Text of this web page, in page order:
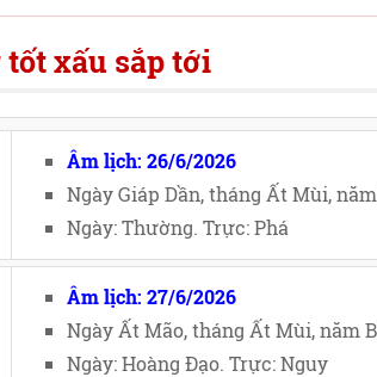
tốt xấu sắp tới
Âm lịch: 26/6/2026
Ngày Giáp Dần, tháng Ất Mùi,
Ngày: Thường. Trực: Phá
Âm lịch: 27/6/2026
Ngày Ất Mão, tháng Ất Mùi, năm
Ngày: Hoàng Đạo. Trực: Nguy